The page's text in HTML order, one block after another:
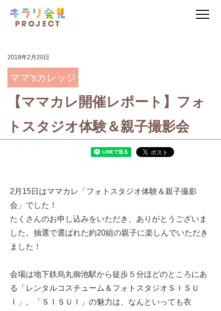
2018年2月20日
ママ’sカレッジ
【ママカレ開催レポート】フォ
トスタジオ体験＆親子撮影会
2月15日はママカレ「フォトスタジオ体験＆親子撮影
会」でした！
たくさんのお申し込みをいただき、ありがとうございま
した。抽選で選ばれた約20組の親子に楽しんでいただき
ました！
会場は地下鉄烏丸御池駅から徒歩５分ほどのところにあ
る「レンタルコスチューム＆フォトスタジオＳＩＳＵ
Ｉ」。「ＳＩＳＵＩ」の魅力は、なんといっても衣